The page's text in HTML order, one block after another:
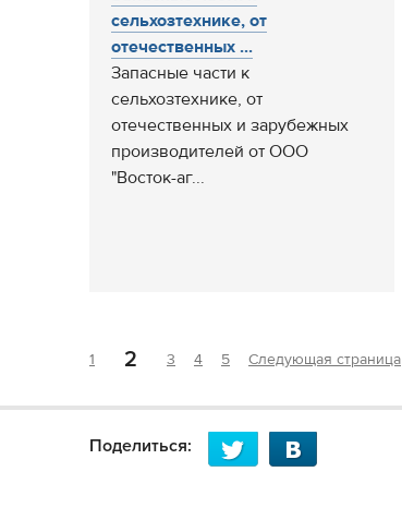
сельхозтехнике, от
отечественных ...
Запасные части к
сельхозтехнике, от
отечественных и зарубежных
производителей от ООО
"Восток-аг...
1 2 3 4 5 Следующая страница
Поделиться: